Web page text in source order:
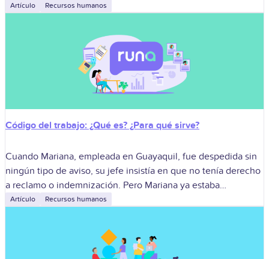
Artículo Recursos humanos
Código del trabajo: ¿Qué es? ¿Para qué sirve?
Cuando Mariana, empleada en Guayaquil, fue despedida sin
ningún tipo de aviso, su jefe insistía en que no tenía derecho
a reclamo o indemnización. Pero Mariana ya estaba
familiarizada con
Artículo Recursos humanos